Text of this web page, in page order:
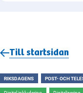
Till startsidan
RIKSDAGENS POST- OCH